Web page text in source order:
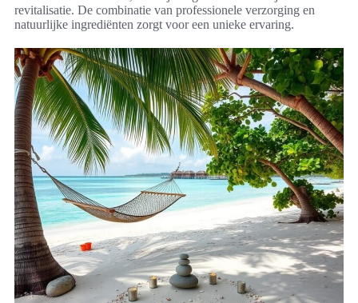
revitalisatie. De combinatie van professionele verzorging en
natuurlijke ingrediënten zorgt voor een unieke ervaring.